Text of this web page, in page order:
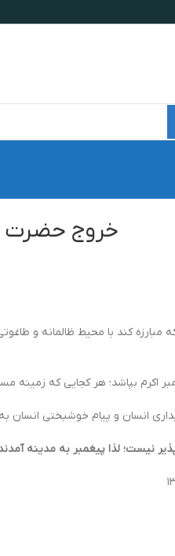
خروج حضرت
کند با محیط ظالمانه و
اکرم بپاشد؛ هر کجایی که زمینه
انسان و پیام خوشبختی انسان
نیست؛ لذا پیغمبر به مدینه